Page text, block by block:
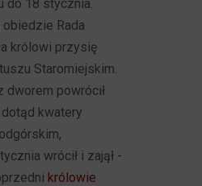
do 18 stycznia.
Rada
królowi przysię
Staromiejskim.
dworem powrócił
kwatery
wrócił i zajął -
królowie